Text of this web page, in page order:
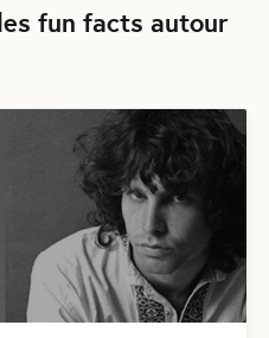
fun facts autour